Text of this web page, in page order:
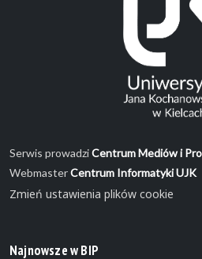
Serwis prowadziCentrum Mediów i
WebmasterCentrum Informatyki UJK
Zmień ustawienia plików cookie
Najnowsze w BIP